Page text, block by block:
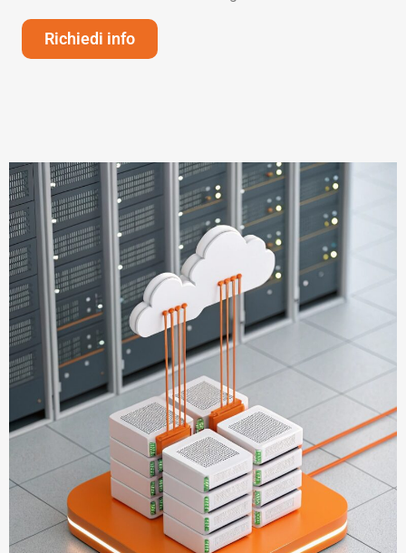
Richiedi info